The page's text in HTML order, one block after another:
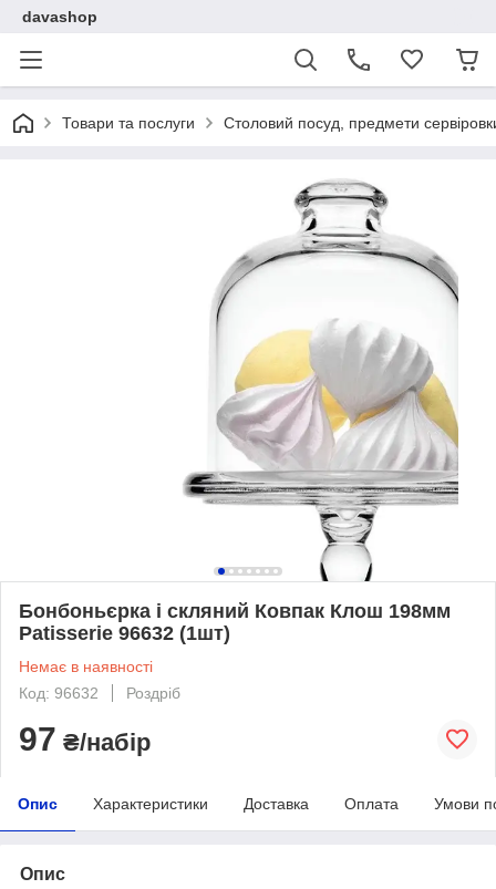
davashop
Товари та послуги Столовий посуд, предмети
Бонбоньєрка і скляний Ковпак Клош 198мм
Patisserie 96632 (1шт)
Немає в наявності
Код: 96632
Роздріб
97 ₴/набір
Опис Характеристики Доставка Оплата Умови
Опис